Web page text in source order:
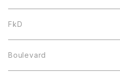
FkD
Boulevard